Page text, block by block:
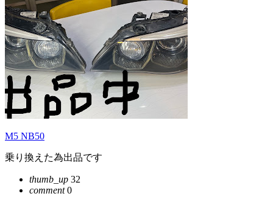
M5 NB50
乗り換えた為出品です
thumb_up 32
comment0